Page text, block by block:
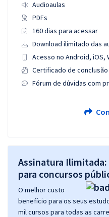
Audioaulas
PDFs
160 dias para acessar
Download ilimitado das
Acesso no Android, iOS,
Certificado de conclusão
Fórum de dúvidas com
Assinatura Ilimitada:
para concursos
O melhor custo
benefício para os seus
mil cursos para todas as